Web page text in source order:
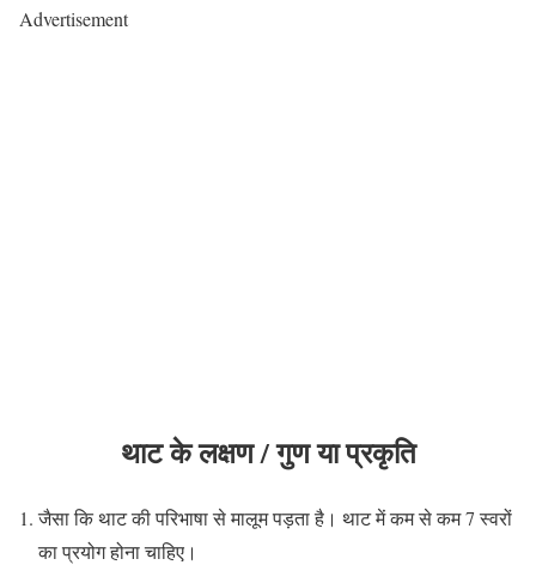
Advertisement
थाट के लक्षण / गुण या प्रकृति
जैसा कि थाट की परिभाषा से मालूम पड़ता है। थाट में कम से कम 7 स्वरों
का प्रयोग होना चाहिए।